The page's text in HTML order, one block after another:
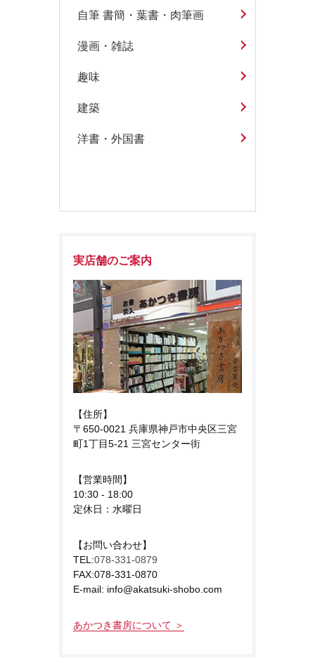
自筆 書簡・葉書・肉筆画
漫画・雑誌
趣味
建築
洋書・外国書
実店舗のご案内
【住所】
〒650-0021 兵庫県神戸市中央区三宮
町1丁目5-21 三宮センター街
【営業時間】
10:30 - 18:00
定休日：水曜日
【お問い合わせ】
TEL:078-331-0879
FAX:078-331-0870
E-mail: info@akatsuki-shobo.com
あかつき書房について ＞